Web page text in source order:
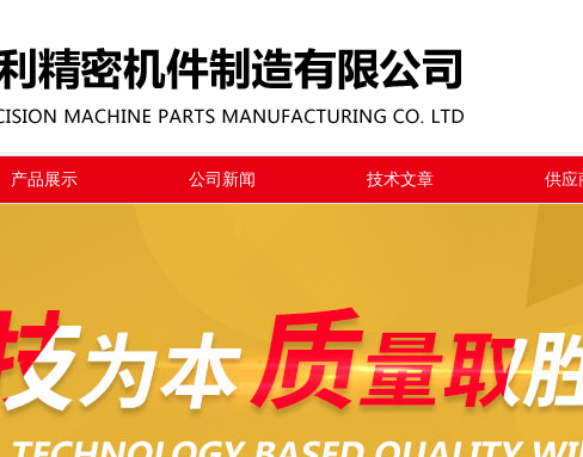
产品展示 公司新闻 技术文章 供应